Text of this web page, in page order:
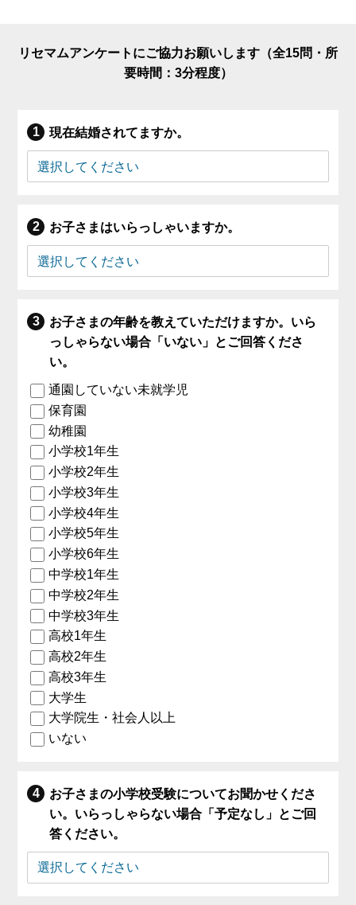
リセマムアンケートにご協力お願いします（全15問・所
要時間：3分程度）
現在結婚されてますか。
お子さまはいらっしゃいますか。
お子さまの年齢を教えていただけますか。いら
っしゃらない場合「いない」とご回答くださ
い。
通園していない未就学児
保育園
幼稚園
小学校1年生
小学校2年生
小学校3年生
小学校4年生
小学校5年生
小学校6年生
中学校1年生
中学校2年生
中学校3年生
高校1年生
高校2年生
高校3年生
大学生
大学院生・社会人以上
いない
お子さまの小学校受験についてお聞かせくださ
い。いらっしゃらない場合「予定なし」とご回
答ください。